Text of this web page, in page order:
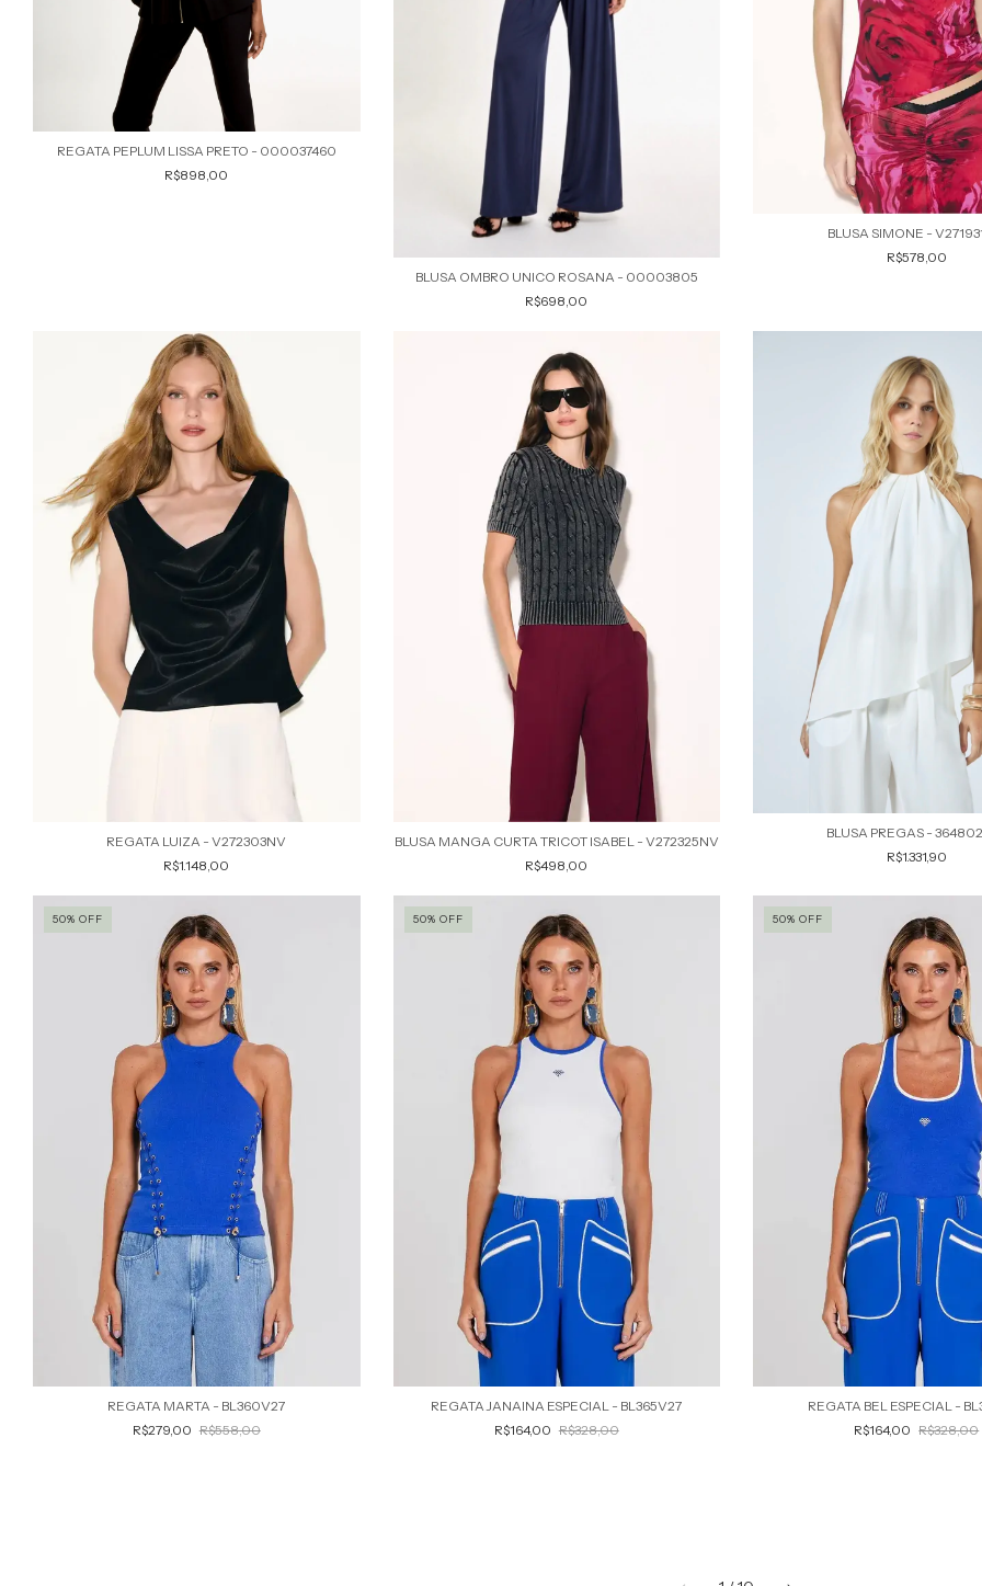
REGATA PEPLUM LISSA PRETO - 000037460
R$898,00
BLUSA OMBRO UNICO ROSANA - 00003805
R$698,00
BLUSA SIMONE -
R$578,00
REGATA LUIZA - V272303NV
R$1.148,00
BLUSA MANGA CURTA TRICOT ISABEL - V272325NV
R$498,00
BLUSA PREGAS -
R$1.331,90
50% OFF
REGATA MARTA - BL360V27
R$279,00 R$558,00
50% OFF
REGATA JANAINA ESPECIAL - BL365V27
R$164,00 R$328,00
50% OFF
REGATA BEL ESPECIAL -
R$164,00 R$328,00